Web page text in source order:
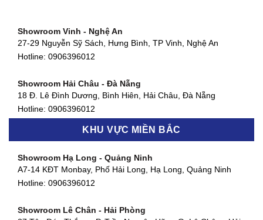
Showroom Quận 4 - TP. HCM
127 Khánh Hội, Phường 3, Quận 4,TP. HCM
Showroom Quận 7 - TP. HCM
877 Huỳnh Tấn Phát, Phú Thuận, Quận 7, TP HCM
Hotline:0906396012
580 Phan Văn Trị, Phường 7, Quận 5, TP HCM
Hotline:0906396012
90 Đ. Cộng Hòa, Phường 4, Tân Bình, TP HCM
Showroom Vinh - Nghệ An
27-29 Nguyễn Sỹ Sách, Hưng Bình, TP Vinh, Nghệ An
Hotline: 0906396012
Showroom Hải Châu - Đà Nẵng
18 Đ. Lê Đình Dương, Bình Hiên, Hải Châu, Đà Nẵng
Hotline: 0906396012
Showroom Thanh Khê - Đà Nẵng
Hotline:0906396012
Showroom Cẩm Lệ - Đà Nẵng
Hotline:0906396012
KHU VỰC MIỀN BẮC
Showroom Hạ Long - Quảng Ninh
A7-14 KĐT Monbay, Phố Hải Long, Hạ Long, Quảng Ninh
Hotline: 0906396012
Showroom Lê Chân - Hải Phòng